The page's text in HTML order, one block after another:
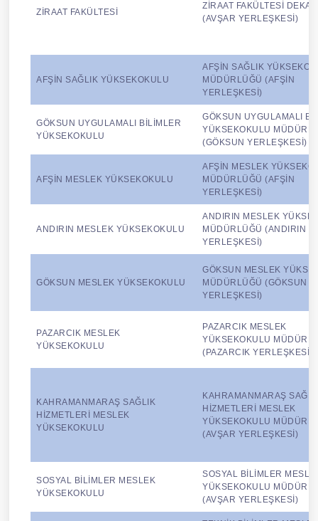
ZİRAAT FAKÜLTESİ
ZİRAAT FAKÜLTESİ
(AVŞAR YERLEŞKESİ)
AFŞİN SAĞLIK YÜKSEKOKULU
AFŞİN SAĞLIK
MÜDÜRLÜĞÜ (AFŞİN
YERLEŞKESİ)
GÖKSUN UYGULAMALI BİLİMLER
YÜKSEKOKULU
GÖKSUN UYGULAMALI
YÜKSEKOKULU
(GÖKSUN YERLEŞKESİ)
AFŞİN MESLEK YÜKSEKOKULU
AFŞİN MESLEK
MÜDÜRLÜĞÜ (AFŞİN
YERLEŞKESİ)
ANDIRIN MESLEK YÜKSEKOKULU
ANDIRIN MESLEK
MÜDÜRLÜĞÜ (ANDIRIN
YERLEŞKESİ)
GÖKSUN MESLEK YÜKSEKOKULU
GÖKSUN MESLEK
MÜDÜRLÜĞÜ (GÖKSUN
YERLEŞKESİ)
PAZARCIK MESLEK
YÜKSEKOKULU
PAZARCIK MESLEK
YÜKSEKOKULU
(PAZARCIK YERLEŞKESİ)
KAHRAMANMARAŞ SAĞLIK
HİZMETLERİ MESLEK
YÜKSEKOKULU
KAHRAMANMARAŞ
HİZMETLERİ MESLEK
YÜKSEKOKULU
(AVŞAR YERLEŞKESİ)
SOSYAL BİLİMLER MESLEK
YÜKSEKOKULU
SOSYAL BİLİMLER
YÜKSEKOKULU
(AVŞAR YERLEŞKESİ)